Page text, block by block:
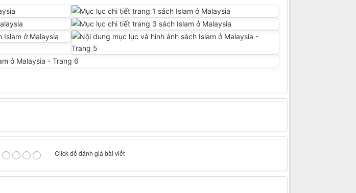
Click để đánh giá bài viết